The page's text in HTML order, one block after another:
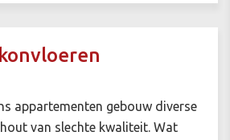
appartementen gebouw diverse
van slechte kwaliteit. Wat